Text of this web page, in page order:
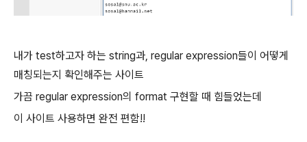
내가 test하고자 하는 string과, regular expression들이 어떻게
매칭되는지 확인해주는 사이트
가끔 regular expression의 format 구현할 때 힘들었는데
이 사이트 사용하면 완전 편함!!